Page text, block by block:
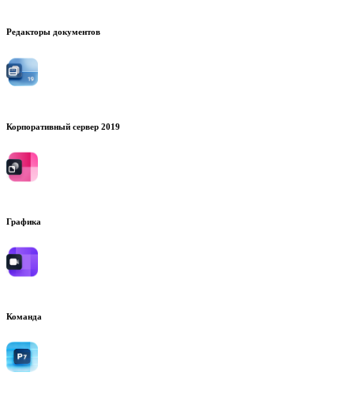
Редакторы документов
Корпоративный сервер 2019
Графика
Команда